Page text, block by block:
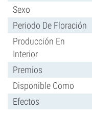
Sexo
Periodo De Floración
Producción En
Interior
Premios
Disponible Como
Efectos